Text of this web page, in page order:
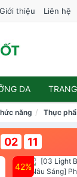
Giới thiệu Liên hệ
DA
năng Thực
02 11
42%